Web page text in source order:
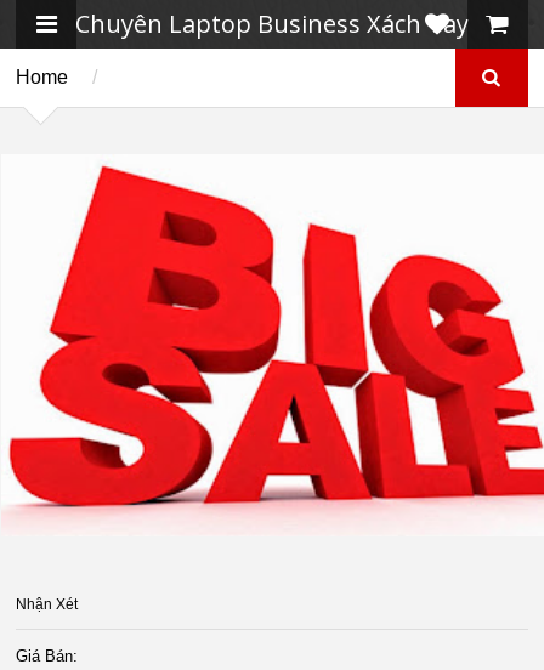
Chuyên Laptop Business Xách Tay
Home /
Nhận Xét
Giá Bán: